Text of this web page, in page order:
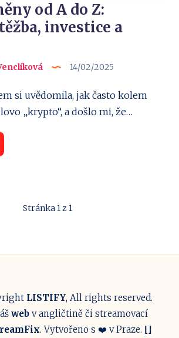
od A do Z:
investice a
14/02/2025
si uvědomila, jak často kolem
„krypto“, a došlo mi, že…
Stránka 1 z 1
LISTIFY, All rights reserved.
webv angličtině či streamovací
. Vytvořeno s ❤️ v Praze. ⌊ ⌋